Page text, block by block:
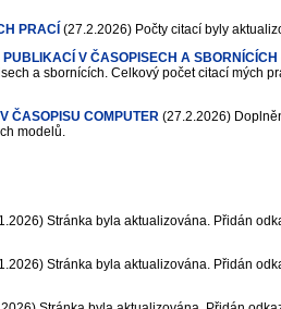
PRACÍ (27.2.2026) Počty citací byly
V ČASOPISECH A SBORNÍCÍCH
a sbornících. Celkový počet citací mých
ČASOPISU COMPUTER (27.2.2026)
modelů.
Stránka byla aktualizována. Přidán
Stránka byla aktualizována. Přidán